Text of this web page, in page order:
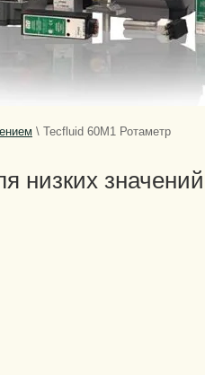
\ Tecfluid 60M1 Ротаметр
низких значений